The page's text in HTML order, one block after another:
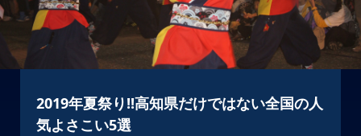
2019年夏祭り!!高知県だけではない全国の人
気よさこい5選